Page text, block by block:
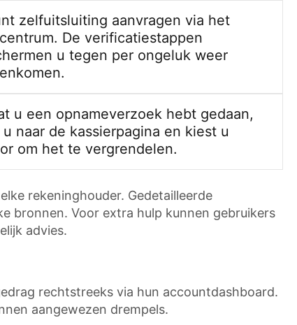
zelfuitsluiting aanvragen via het
De verificatiestappen
u tegen per ongeluk weer
u een opnameverzoek hebt gedaan,
u naar de kassierpagina en kiest u
om het te vergrendelen.
rekeninghouder. Gedetailleerde
bronnen. Voor extra hulp kunnen gebruikers
advies.
rechtstreeks via hun accountdashboard.
aangewezen drempels.